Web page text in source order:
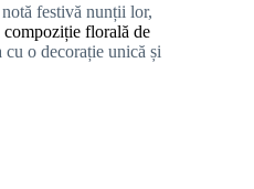
festivă nunții lor,
compoziție florală de
cu o decorație unică și